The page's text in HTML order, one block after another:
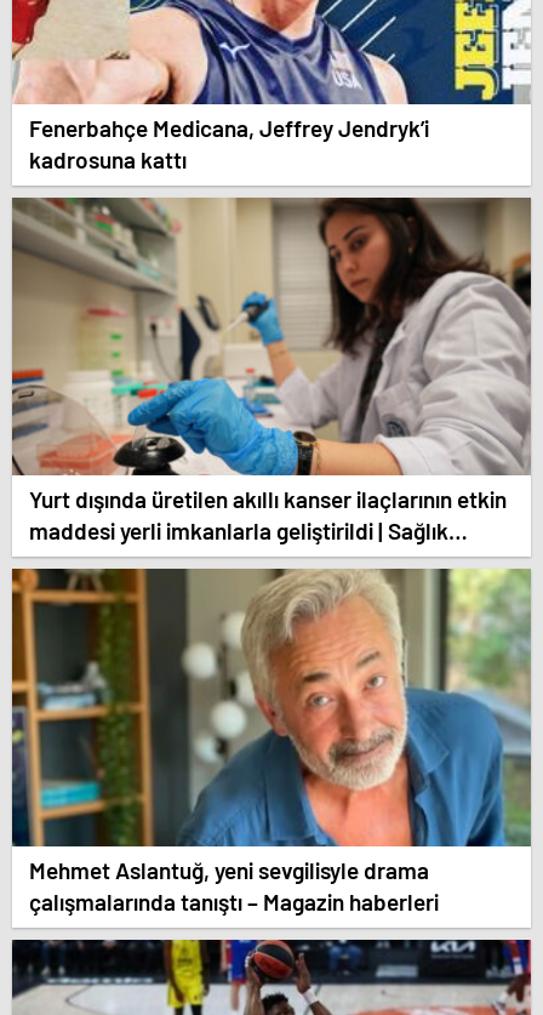
Fenerbahçe Medicana, Jeffrey Jendryk’i
kadrosuna kattı
Yurt dışında üretilen akıllı kanser ilaçlarının etkin
maddesi yerli imkanlarla geliştirildi | Sağlık
Haberleri
Mehmet Aslantuğ, yeni sevgilisyle drama
çalışmalarında tanıştı – Magazin haberleri